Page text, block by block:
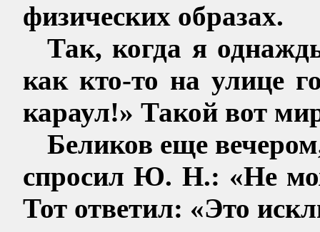
физических образах.
Так, когда я
как кто-то на улице
караул!» Такой вот
Беликов еще
спросил Ю. Н.: «Не
Тот ответил: «Это